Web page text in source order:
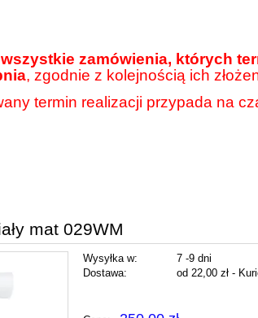
wszystkie zamówienia, których
, zgodnie z kolejnością ich
termin realizacji przypada na
mat 029WM
Wysyłka w:
7 -9 dni
Dostawa:
od 22,00 zł -